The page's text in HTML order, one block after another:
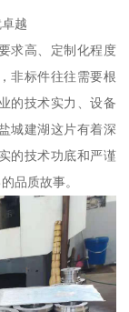
越
求高、定制化程度
非标件往往需要根
的技术实力、设备
城建湖这片有着深
的技术功底和严谨
品质故事。